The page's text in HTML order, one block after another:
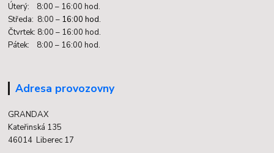
Úterý: 8:00 – 16:00 hod.
Středa: 8:00 – 16:00 hod.
Čtvrtek: 8:00 – 16:00 hod.
Pátek: 8:00 – 16:00 hod.
Adresa provozovny
GRANDAX
Kateřinská 135
46014 Liberec 17